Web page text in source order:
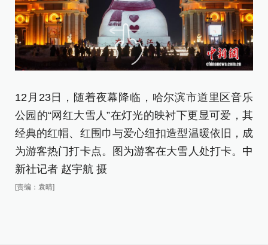
12月23日，随着夜幕降临，哈尔滨市道里区音乐
公园的“网红大雪人”在灯光的映衬下更显可爱，其
经典的红帽、红围巾与爱心纽扣造型温暖依旧，成
为游客热门打卡点。图为游客在大雪人处打卡。中
新社记者 赵宇航 摄
[责编：袁晴]